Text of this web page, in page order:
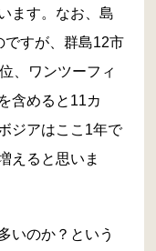
ます。なお、島
ですが、群島12市
、ワンツーフィ
含めると11カ
ジアはここ1年で
えると思いま
いのか？という